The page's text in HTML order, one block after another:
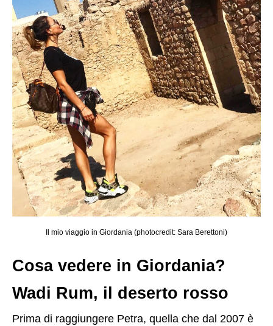
Il mio viaggio in Giordania (photocredit: Sara Berettoni)
Cosa vedere in Giordania?
Wadi Rum, il deserto rosso
Prima di raggiungere Petra, quella che dal 2007 è